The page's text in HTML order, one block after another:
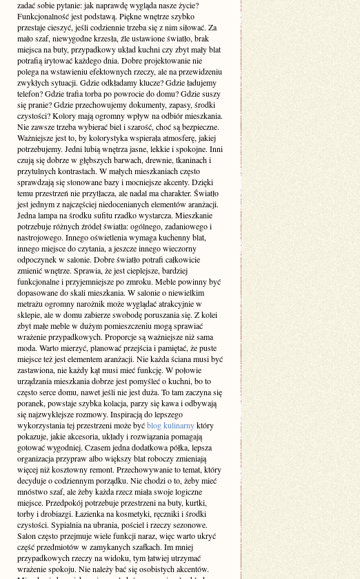
zadać sobie pytanie: jak naprawdę wygląda nasze życie?
Funkcjonalność jest podstawą. Piękne wnętrze szybko
przestaje cieszyć, jeśli codziennie trzeba się z nim siłować. Za
mało szaf, niewygodne krzesła, źle ustawione światło, brak
miejsca na buty, przypadkowy układ kuchni czy zbyt mały blat
potrafią irytować każdego dnia. Dobre projektowanie nie
polega na wstawieniu efektownych rzeczy, ale na przewidzeniu
zwykłych sytuacji. Gdzie odkładamy klucze? Gdzie ładujemy
telefon? Gdzie trafia torba po powrocie do domu? Gdzie suszy
się pranie? Gdzie przechowujemy dokumenty, zapasy, środki
czystości? Kolory mają ogromny wpływ na odbiór mieszkania.
Nie zawsze trzeba wybierać biel i szarość, choć są bezpieczne.
Ważniejsze jest to, by kolorystyka wspierała atmosferę, jakiej
potrzebujemy. Jedni lubią wnętrza jasne, lekkie i spokojne. Inni
czują się dobrze w głębszych barwach, drewnie, tkaninach i
przytulnych kontrastach. W małych mieszkaniach często
sprawdzają się stonowane bazy i mocniejsze akcenty. Dzięki
temu przestrzeń nie przytłacza, ale nadal ma charakter. Światło
jest jednym z najczęściej niedocenianych elementów aranżacji.
Jedna lampa na środku sufitu rzadko wystarcza. Mieszkanie
potrzebuje różnych źródeł światła: ogólnego, zadaniowego i
nastrojowego. Innego oświetlenia wymaga kuchenny blat,
innego miejsce do czytania, a jeszcze innego wieczorny
odpoczynek w salonie. Dobre światło potrafi całkowicie
zmienić wnętrze. Sprawia, że jest cieplejsze, bardziej
funkcjonalne i przyjemniejsze po zmroku. Meble powinny być
dopasowane do skali mieszkania. W salonie o niewielkim
metrażu ogromny narożnik może wyglądać atrakcyjnie w
sklepie, ale w domu zabierze swobodę poruszania się. Z kolei
zbyt małe meble w dużym pomieszczeniu mogą sprawiać
wrażenie przypadkowych. Proporcje są ważniejsze niż sama
moda. Warto mierzyć, planować przejścia i pamiętać, że puste
miejsce też jest elementem aranżacji. Nie każda ściana musi być
zastawiona, nie każdy kąt musi mieć funkcję. W połowie
urządzania mieszkania dobrze jest pomyśleć o kuchni, bo to
często serce domu, nawet jeśli nie jest duża. To tam zaczyna się
poranek, powstaje szybka kolacja, parzy się kawa i odbywają
się najzwyklejsze rozmowy. Inspiracją do lepszego
wykorzystania tej przestrzeni może byćblog kulinarnyktóry
pokazuje, jakie akcesoria, układy i rozwiązania pomagają
gotować wygodniej. Czasem jedna dodatkowa półka, lepsza
organizacja przypraw albo większy blat roboczy zmieniają
więcej niż kosztowny remont. Przechowywanie to temat, który
decyduje o codziennym porządku. Nie chodzi o to, żeby mieć
mnóstwo szaf, ale żeby każda rzecz miała swoje logiczne
miejsce. Przedpokój potrzebuje przestrzeni na buty, kurtki,
torby i drobiazgi. Łazienka na kosmetyki, ręczniki i środki
czystości. Sypialnia na ubrania, pościel i rzeczy sezonowe.
Salon często przejmuje wiele funkcji naraz, więc warto ukryć
część przedmiotów w zamykanych szafkach. Im mniej
przypadkowych rzeczy na widoku, tym łatwiej utrzymać
wrażenie spokoju. Nie należy bać się osobistych akcentów.